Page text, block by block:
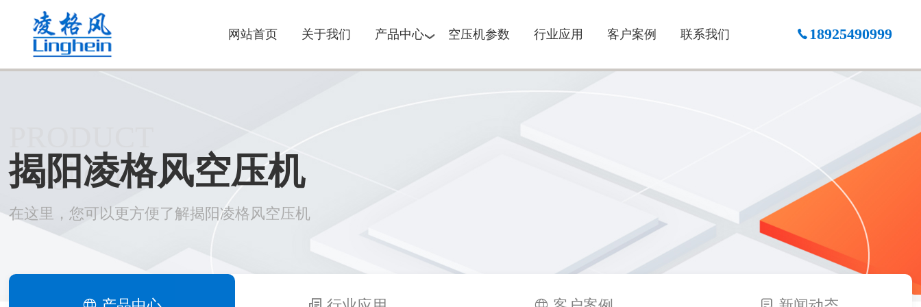
网站首页 关于我们 产品中心 空压机参数 行业应用 客户案例 联系我们 18925490999
Linghein
揭阳凌格风空压机
在这里，您可以更方便了解揭阳凌格风空压机